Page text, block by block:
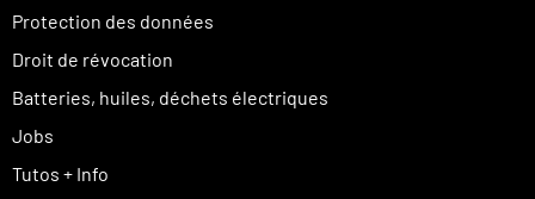
Protection des données
Droit de révocation
Batteries, huiles, déchets électriques
Jobs
Tutos + Info